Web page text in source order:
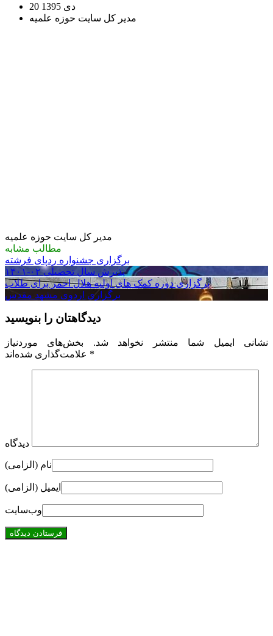
20 دی 1395
مدیر کل سایت حوزه علمیه
مدیر کل سایت حوزه علمیه
مطالب مشابه
برگزاری جشنواره ردپای فرشته
پذیرش سال تحصیلی ۰۲-۱۴۰۱
برگزاری دوره کمک های اولیه هلال احمر برای طلاب
برگزاری اردوی مشهد مقدس
دیدگاهتان را بنویسید
نشانی ایمیل شما منتشر نخواهد شد. بخش‌های موردنیاز
*
دیدگاه
نام (الزامی)
ایمیل (الزامی)
وب‌سایت